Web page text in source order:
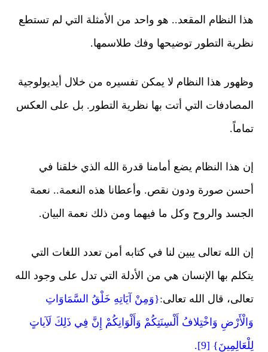
هذا النظام المقعد.. هو واحد من الأمثلة التي لم تستطع
نظرية التطور توضيحها وفك طلاسمها.
وظهور هذا النظام لا يمكن تفسيره من خلال أيديولوجية
المصادفات التي أتت بها نظرية التطور. بل على العكس
تماماً.
إن هذا النظام يضع أمامنا قدرة الله الذي خلقنا في
أحسن صورة ودون نقص. وأعطانا هذه النعمة.. نعمة
الجسد والروح وكل ما فيهما ومن ذلك نعمة البيان.
إن الله تعالى يبين لنا في كتابه أمن تعدد اللغات التي
يتكلم بها الإنسان هي من الأدلة التي تدل على وجود الله
تعالى، قال الله تعالى:{وَمِنْ آيَاتِهِ خَلْقُ السَّمَاوَاتِ
وَالْأَرْضِ وَاخْتِلافُ أَلْسِنَتِكُمْ وَأَلْوَانِكُمْ إِنَّ فِي ذَلِكَ لَآياتٍ
لِلْعَالِمِينَ} [9].